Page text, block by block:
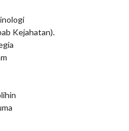
Kejahatan).